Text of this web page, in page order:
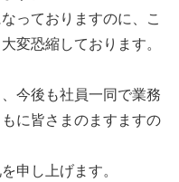
っておりますのに、こ
変恐縮しております。
今後も社員一同で業務
に皆さまのますますの
申し上げます。